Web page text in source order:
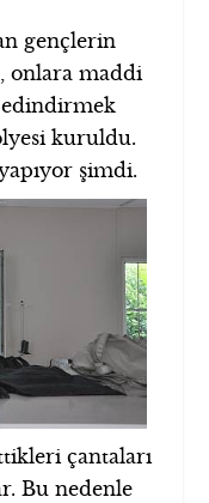
gençlerin
onlara maddi
edindirmek
kuruldu.
şimdi.
çantaları
Bu nedenle